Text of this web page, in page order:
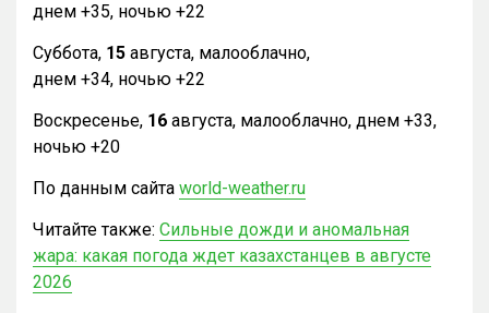
днем +35, ночью +22
Суббота, 15 августа, малооблачно,
днем +34, ночью +22
Воскресенье, 16 августа, малооблачно, днем +33,
ночью +20
По данным сайта world-weather.ru
Читайте также: Сильные дожди и аномальная
жара: какая погода ждет казахстанцев в августе
2026